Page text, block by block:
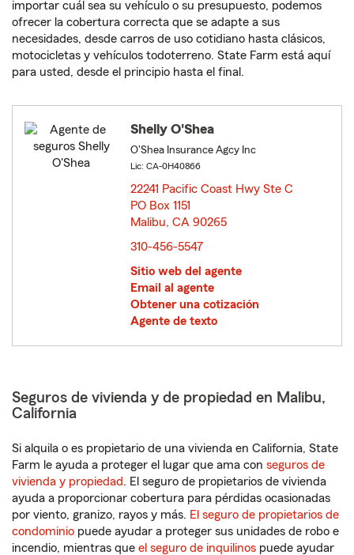
importar cuál sea su vehículo o su presupuesto, podemos
ofrecer la cobertura correcta que se adapte a sus
necesidades, desde carros de uso cotidiano hasta clásicos,
motocicletas y vehículos todoterreno. State Farm está aquí
para usted, desde el principio hasta el final.
Shelly O'Shea
O'Shea Insurance Agcy Inc
Lic: CA-0H40866
22241 Pacific Coast Hwy Ste C
PO Box 1151
Malibu, CA 90265
310-456-5547
Sitio web del agente
Email al agente
Obtener una cotización
Agente de texto
Seguros de vivienda y de propiedad en Malibu,
California
Si alquila o es propietario de una vivienda en California, State
Farm le ayuda a proteger el lugar que ama con seguros de
vivienda y propiedad. El seguro de propietarios de vivienda
ayuda a proporcionar cobertura para pérdidas ocasionadas
por viento, granizo, rayos y más. El seguro de propietarios de
condominio puede ayudar a proteger sus unidades de robo e
incendio, mientras que el seguro de inquilinos puede ayudar